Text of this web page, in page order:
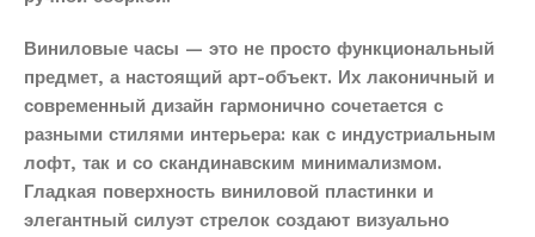
Виниловые часы — это не просто функциональный
предмет, а настоящий арт-объект. Их лаконичный и
современный дизайн гармонично сочетается с
разными стилями интерьера: как с индустриальным
лофт, так и со скандинавским минимализмом.
Гладкая поверхность виниловой пластинки и
элегантный силуэт стрелок создают визуально